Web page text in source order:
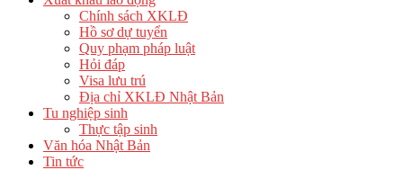
Chính sách XKLĐ
Hồ sơ dự tuyển
Quy phạm pháp luật
Hỏi đáp
Visa lưu trú
Địa chỉ XKLĐ Nhật Bản
Tu nghiệp sinh
Thực tập sinh
Văn hóa Nhật Bản
Tin tức